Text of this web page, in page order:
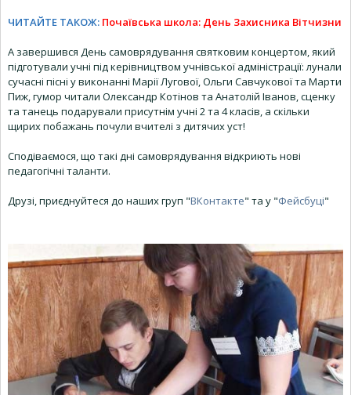
ЧИТАЙТЕ ТАКОЖ: Почаївська школа: День Захисника Вітчизни
А завершився День самоврядування святковим концертом, який
підготували учні під керівництвом учнівської адміністрації: лунали
сучасні пісні у виконанні Марії Лугової, Ольги Савчукової та Марти
Пиж, гумор читали Олександр Котінов та Анатолій Іванов, сценку
та танець подарували присутнім учні 2 та 4 класів, а скільки
щирих побажань почули вчителі з дитячих уст!
Сподіваємося, що такі дні самоврядування відкриють нові
педагогічні таланти.
Друзі, приєднуйтеся до наших груп "ВКонтакте" та у "Фейсбуці"